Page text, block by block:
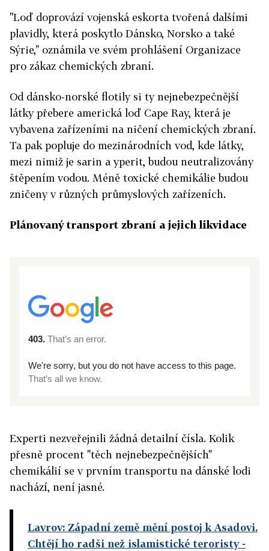
"Loď doprovází vojenská eskorta tvořená dalšími
plavidly, která poskytlo Dánsko, Norsko a také
Sýrie," oznámila ve svém prohlášení Organizace
pro zákaz chemických zbraní.
Od dánsko-norské flotily si ty nejnebezpečnější
látky přebere americká loď Cape Ray, která je
vybavena zařízeními na ničení chemických zbraní.
Ta pak popluje do mezinárodních vod, kde látky,
mezi nimiž je sarin a yperit, budou neutralizovány
štěpením vodou. Méně toxické chemikálie budou
zničeny v různých průmyslových zařízeních.
Plánovaný transport zbraní a jejich likvidace
Experti nezveřejnili žádná detailní čísla. Kolik
přesně procent "těch nejnebezpečnějších"
chemikálií se v prvním transportu na dánské lodi
nachází, není jasné.
Lavrov: Západní země mění postoj k Asadovi.
Chtějí ho radši než islamistické teroristy-